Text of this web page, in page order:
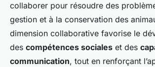
collaborer pour résoudre des
gestion et à la conservation des
dimension collaborative favorise le
des compétences sociales et des
communication, tout en renforçant